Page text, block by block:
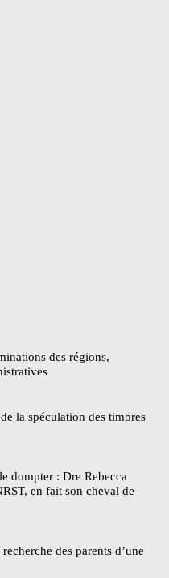
des régions,
la spéculation des timbres
dompter : Dre Rebecca
en fait son cheval de
des parents d’une